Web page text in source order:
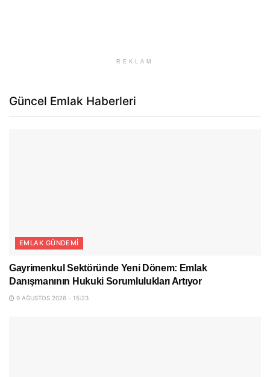
REKLAM
Güncel Emlak Haberleri
EMLAK GÜNDEMI
Gayrimenkul Sektöründe Yeni Dönem: Emlak
Danışmanının Hukuki Sorumlulukları Artıyor
9 AĞUSTOS 2026 - 15:23